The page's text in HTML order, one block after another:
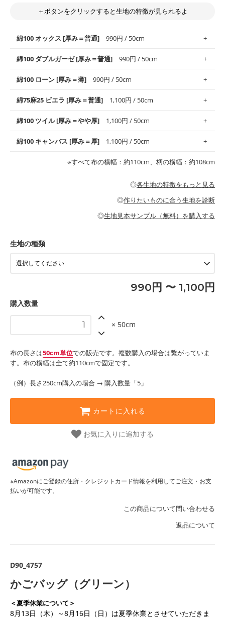
＋ボタンをクリックすると生地の特徴が見られるよ
綿100 オックス [厚み＝普通] 990円 / 50cm
使いやすさNo.1！しなやかさと適度な張りを併せ持ち、通気性の
高さがオックス生地の特徴です。当サイトのオックス生地は、
般にお使いいただけます。
※レッスンバッグ、上履き袋などの通園通学グッズにはツイル生
・布団カバーなどの寝具、カーテン
綿100 ダブルガーゼ [厚み＝普通] 990円 / 50cm
柔らかくふんわりとした肌触りが特徴です。ベビー用品やハンカ
チなど直接肌に触れるアイテムに最適です。高い吸湿性・通気性
す。
・スタイ、おくるみなどのベビーグッズ
・ブラウス、チュニック、ワンピースなどの洋服
・パジャマなどの寝具
綿100 ローン [厚み＝薄] 990円 / 50cm
上質で薄手の平織りの生地です。軽やかさとなめらかな手触りの
良さが魅力。透け感があるので、涼しげなトップスなどに最適で
・ブラウス、シャツ、チュニックなどのトップス
綿75麻25 ビエラ [厚み＝普通] 1,100円 / 50cm
コットン75％リネン25％の当店のビエラ生地は、オックス生地よ
りもふんわりとした柔らかい質感と適度な落ち感を感じられるの
綿100 ツイル [厚み＝やや厚] 1,100円 / 50cm
綾織りの生地です。しっかりとした張りと厚みがありながらも柔
らかいのが特徴です。生地の厚みは中厚手です。1枚でも透け感
・カーテン、エプロン、テーブルクロスなどの暮らしのアイテム
・パンツ、タックスカートなどのボトムス
もっと詳しく見る
綿100 キャンバス [厚み＝厚] 1,100円 / 50cm
耐久性があります。トートバッグ・ポーチ・ペンケースなどの布
小物、インテリア用品に向いています。
・工作用エプロン
もっと詳しく見る
※すべて布の横幅：約110cm、柄の横幅：約108cm
◎各生地の特徴をもっと見る
◎作りたいものに合う生地を診断
◎生地見本サンプル（無料）を購入する
生地の種類
990円 〜 1,100円
購入数量
× 50cm
布の長さは50cm単位での販売です。複数購入の場合は繋がっていま
す。布の横幅は全て約110cmで固定です。
（例）長さ250cm購入の場合 → 購入数量「5」
カートに入れる
お気に入りに追加する
※Amazonにご登録の住所・クレジットカード情報を利用してご注文・お支
払いが可能です。
この商品について問い合わせる
返品について
D90_4757
かごバッグ（グリーン）
＜夏季休業について＞
8月13日（木）～8月16日（日）は夏季休業とさせていただきま